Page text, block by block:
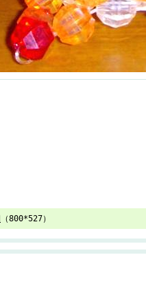
（800*527）